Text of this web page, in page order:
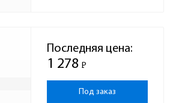
Последняя цена:
1 278 Р
-
Под заказ